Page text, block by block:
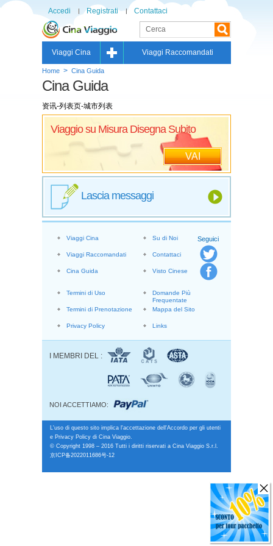
Accedi Registrati Contattaci
Viaggi Cina Viaggi Raccomandati
Home > Cina Guida
Cina Guida
资讯-列表页-城市列表
Viaggio su Misura Disegna Subito
VAI
Lascia messaggi
Seguici
Viaggi Cina
Viaggi Raccomandati
Cina Guida
Su di Noi
Contattaci
Visto Cinese
Termini di Uso
Termini di Prenotazione
Privacy Policy
Domande Più
Frequentate
Mappa del Sito
Links
I MEMBRI DEL :
NOI ACCETTIAMO:
L'uso di questo sito implica l'accettazione dell'Accordo per gli utenti
e Privacy Policy di Cina Viaggio.
© Copyright 1998 – 2016 Tutti i diritti riservati a Cina Viaggio S.r.l.
京ICP备2022011686号-12